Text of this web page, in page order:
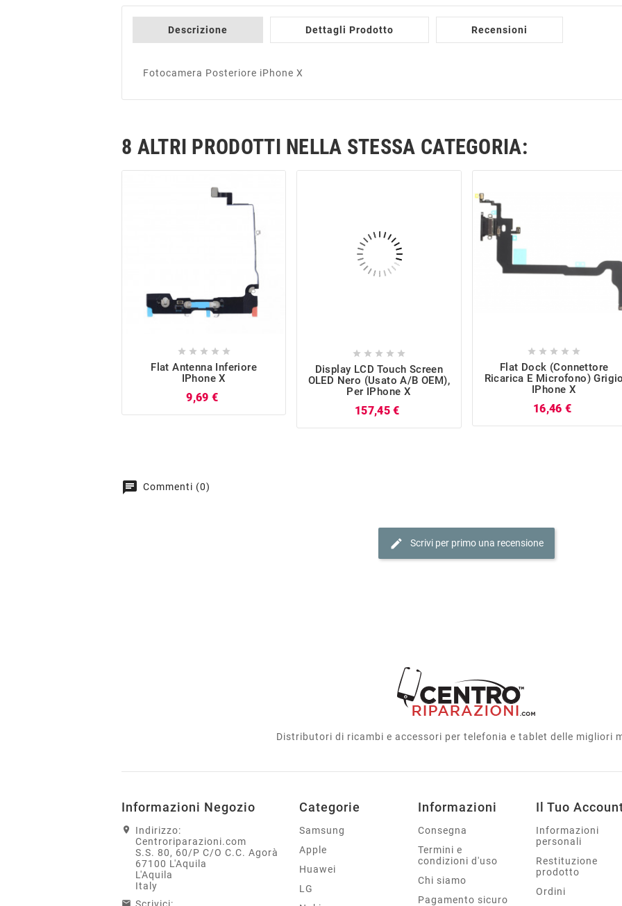
Descrizione Dettagli Prodotto Recensioni
Fotocamera Posteriore iPhone X
8 ALTRI PRODOTTI NELLA STESSA CATEGORIA:
    
Flat Antenna Inferiore
IPhone X
9,69 €
    
Display LCD Touch Screen
OLED Nero (Usato A/B OEM),
Per IPhone X
157,45 €
    
Flat Dock (Connettore
Ricarica E Microfono) Grigio
IPhone X
16,46 €
chat Commenti (0)
edit Scrivi per primo una recensione
Distributori di ricambi e accessori per telefonia e tablet delle migliori
Informazioni Negozio
Indirizzo:
Centroriparazioni.com
S.S. 80, 60/P C/O C.C. Agorà
67100 L'Aquila
L'Aquila
Italy
Categorie
Samsung
Apple
Huawei
LG
Informazioni
Consegna
Termini e
condizioni d'uso
Chi siamo
Pagamento sicuro
Il Tuo
Informazioni
personali
Restituzione
prodotto
Ordini